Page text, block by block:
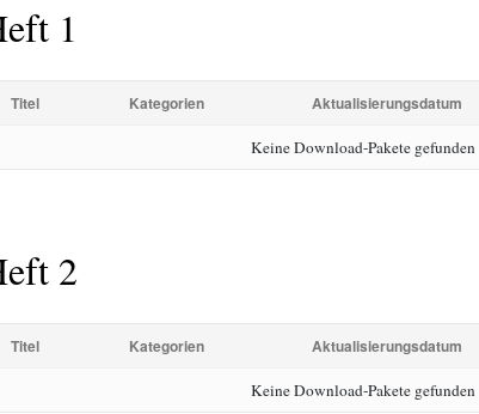
1
Titel Kategorien Aktualisierungsdatum
Keine Download-Pakete gefunden
2
Titel Kategorien Aktualisierungsdatum
Keine Download-Pakete gefunden